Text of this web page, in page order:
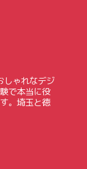
しゃれなデジ
で本当に役
。埼玉と徳